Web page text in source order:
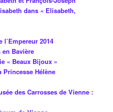
dans « Elisabeth,
l’Empereur 2014
Bavière
« Beaux Bijoux »
Princesse Hélène
des Carrosses de Vienne :